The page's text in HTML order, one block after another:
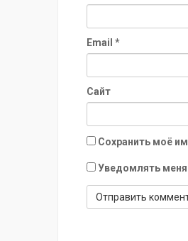
Email *
Сайт
Сохранить моё
Уведомлять меня